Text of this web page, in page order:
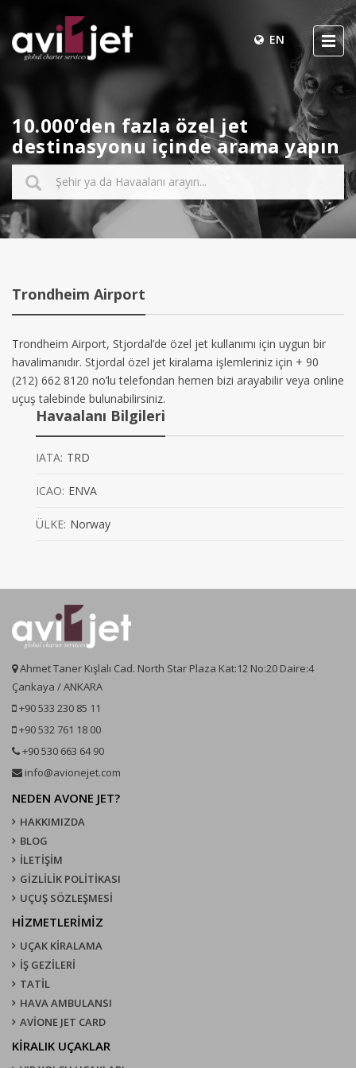
EN
10.000’den fazla özel jet
destinasyonu içinde arama yapın
Trondheim Airport
Trondheim Airport, Stjordal’de özel jet kullanımı için uygun bir
havalimanıdır. Stjordal özel jet kiralama işlemleriniz için + 90
(212) 662 8120 no’lu telefondan hemen bizi arayabilir veya online
uçuş talebinde bulunabilirsiniz.
Havaalanı Bilgileri
IATA: TRD
ICAO: ENVA
ÜLKE: Norway
Ahmet Taner Kışlalı Cad. North Star Plaza Kat:12 No:20 Daire:4
Çankaya / ANKARA
+90 533 230 85 11
+90 532 761 18 00
+90 530 663 64 90
info@avionejet.com
NEDEN AVONE JET?
HAKKIMIZDA
BLOG
İLETİŞİM
GİZLİLİK POLİTİKASI
UÇUŞ SÖZLEŞMESI
HİZMETLERİMİZ
UÇAK KIRALAMA
İŞ GEZİLERİ
TATİL
HAVA AMBULANSI
AVİONE JET CARD
KIRALIK UÇAKLAR